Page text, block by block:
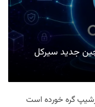
جدید سیرکل
گره خورده است